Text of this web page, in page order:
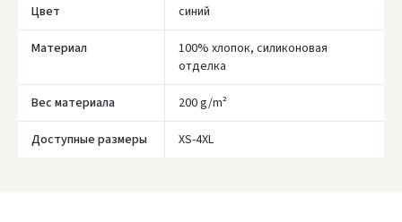
Цвет синий
Материал
100% хлопок, силиконовая
отделка
Вес материала 200 g/m²
Доступные размеры XS-4XL
Įvertinimas: